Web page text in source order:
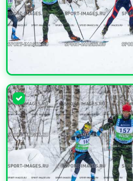
УВЕЛИЧИТЬ